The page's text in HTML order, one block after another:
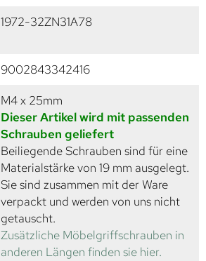
1972-32ZN31A78
9002843342416
M4 x 25mm
Dieser Artikel wird mit passenden
Schrauben geliefert
Beiliegende Schrauben sind für eine
Materialstärke von 19 mm ausgelegt.
Sie sind zusammen mit der Ware
verpackt und werden von uns nicht
getauscht.
Zusätzliche Möbelgriffschrauben in
anderen Längen finden sie hier.